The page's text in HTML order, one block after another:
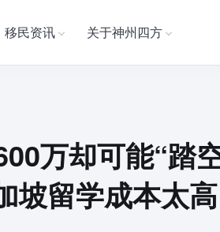
移民资讯 关于神州四方
万却可能“踏
坡留学成本太高